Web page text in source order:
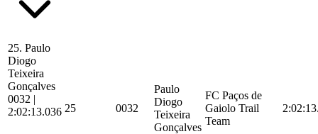
25. Paulo
Diogo
Teixeira
Gonçalves
0032 |
2:02:13.036 25 0032
Paulo
Diogo
Teixeira
Gonçalves
FC Paços de
Gaiolo Trail
Team